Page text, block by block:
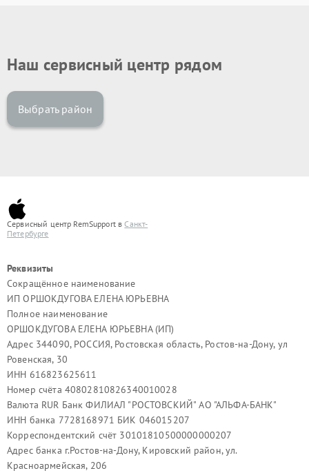
Наш сервисный центр рядом
Выбрать район
Сервисный центр RemSupport вСанкт-
Петербурге
Реквизиты
Сокращённое наименование
ИП ОРШОКДУГОВА ЕЛЕНА ЮРЬЕВНА
Полное наименование
ОРШОКДУГОВА ЕЛЕНА ЮРЬЕВНА (ИП)
Адрес 344090, РОССИЯ, Ростовская область, Ростов-на-Дону, ул
Ровенская, 30
ИНН 616823625611
Номер счёта 40802810826340010028
Валюта RUR Банк ФИЛИАЛ "РОСТОВСКИЙ" АО "АЛЬФА-БАНК"
ИНН банка 7728168971 БИК 046015207
Корреспондентский счёт 30101810500000000207
Адрес банка г.Ростов-на-Дону, Кировский район, ул.
Красноармейская, 206